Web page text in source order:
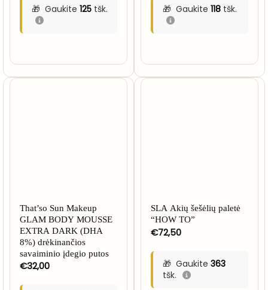
Gaukite 125tšk. Gaukite 118tšk.
That’so Sun Makeup
GLAM BODY MOUSSE
EXTRA DARK (DHA
8%) drėkinančios
savaiminio įdegio putos
€32,00
SLA Akių šešėlių paletė
“HOW TO”
€72,50
Gaukite 363
tšk.